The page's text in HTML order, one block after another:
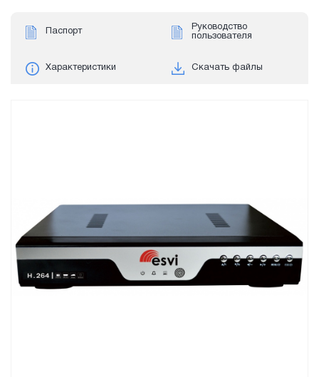
Паспорт
Руководство
пользователя
Характеристики Скачать файлы